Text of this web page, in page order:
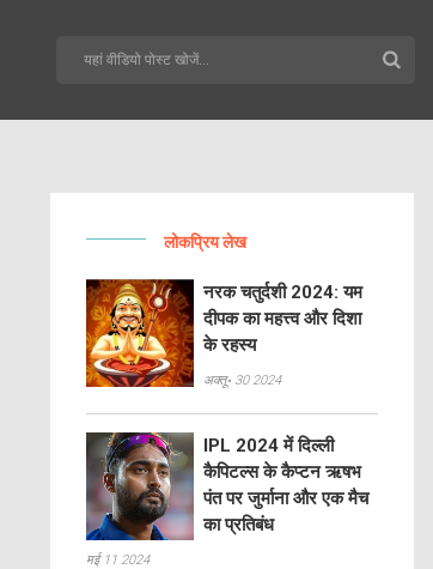
लोकप्रिय लेख
नरक चतुर्दशी 2024: यम
दीपक का महत्त्व और दिशा
के रहस्य
अक्तू॰ 30 2024
IPL 2024 में दिल्ली
कैपिटल्स के कैप्टन ऋषभ
पंत पर जुर्माना और एक मैच
का प्रतिबंध
मई 11 2024